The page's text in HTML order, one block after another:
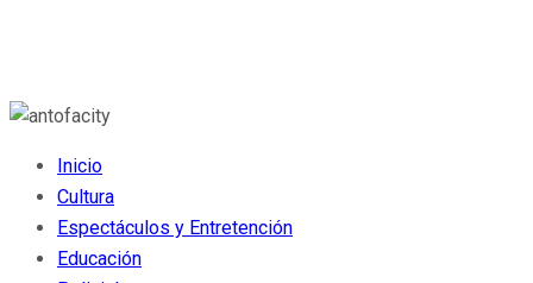
Inicio
Cultura
Espectáculos y Entretención
Educación